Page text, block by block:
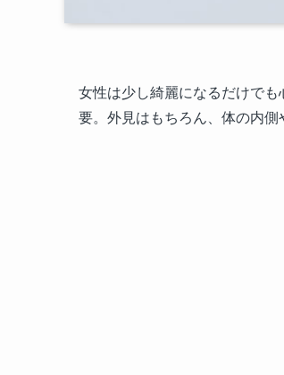
女性は少し綺麗になるだけで
要。外見はもちろん、体の内